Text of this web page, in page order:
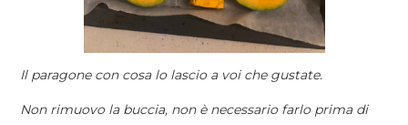
Il paragone con cosa lo lascio a voi che gustate.
Non rimuovo la buccia, non è necessario farlo prima di